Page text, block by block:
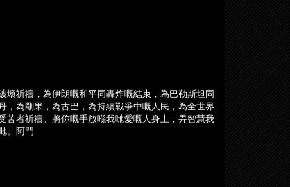
壞祈禱，為伊朗嘅和平同轟炸嘅結束，為巴勒斯坦同
，為剛果，為古巴，為持續戰爭中嘅人民，為全世界
苦者祈禱。將你嘅手放喺我哋愛嘅人身上，畀智慧我
。阿門